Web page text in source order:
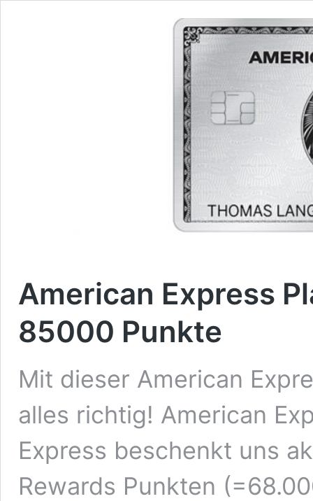
American Express
85000 Punkte
Mit dieser American
alles richtig! American
Express beschenkt uns
Rewards Punkten